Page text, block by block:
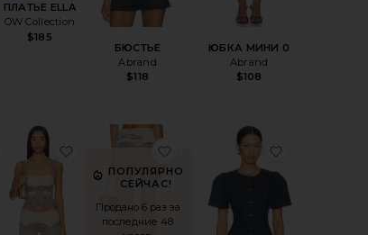
ПЛАТЬЕ ELLA
OW Collection
$185
БЮСТЬЕ
Abrand
$118
ЮБКА МИНИ 0
Abrand
$108
избранноеШИРОКИЕ БРЮКИ DANIELLE
избранноеКОРСЕТ TOMMIE
ПОПУЛЯРНО
СЕЙЧАС!
Продано 6 раз за
последние 48
избранноеДЖИНСЫ TOMMIE